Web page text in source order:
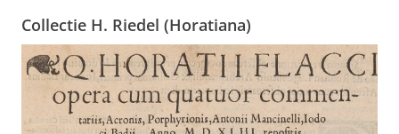
Collectie H. Riedel (Horatiana)